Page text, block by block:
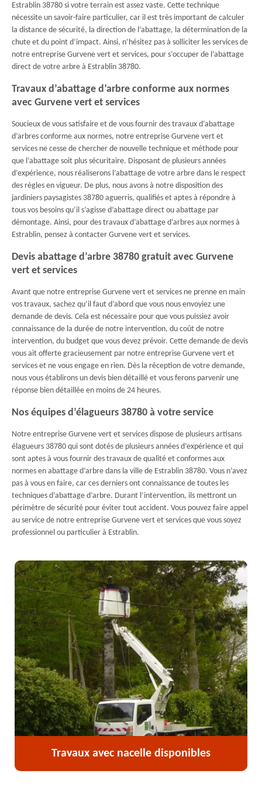
Estrablin 38780 si votre terrain est assez vaste. Cette technique
nécessite un savoir-faire particulier, car il est très important de calculer
la distance de sécurité, la direction de l’abattage, la détermination de la
chute et du point d’impact. Ainsi, n’hésitez pas à solliciter les services de
notre entreprise Gurvene vert et services, pour s’occuper de l’abattage
direct de votre arbre à Estrablin 38780.
Travaux d’abattage d’arbre conforme aux normes
avec Gurvene vert et services
Soucieux de vous satisfaire et de vous fournir des travaux d’abattage
d’arbres conforme aux normes, notre entreprise Gurvene vert et
services ne cesse de chercher de nouvelle technique et méthode pour
que l’abattage soit plus sécuritaire. Disposant de plusieurs années
d’expérience, nous réaliserons l’abattage de votre arbre dans le respect
des règles en vigueur. De plus, nous avons à notre disposition des
jardiniers paysagistes 38780 aguerris, qualifiés et aptes à répondre à
tous vos besoins qu’il s’agisse d’abattage direct ou abattage par
démontage. Ainsi, pour des travaux d’abattage d’arbres aux normes à
Estrablin, pensez à contacter Gurvene vert et services.
Devis abattage d’arbre 38780 gratuit avec Gurvene
vert et services
Avant que notre entreprise Gurvene vert et services ne prenne en main
vos travaux, sachez qu’il faut d’abord que vous nous envoyiez une
demande de devis. Cela est nécessaire pour que vous puissiez avoir
connaissance de la durée de notre intervention, du coût de notre
intervention, du budget que vous devez prévoir. Cette demande de devis
vous ait offerte gracieusement par notre entreprise Gurvene vert et
services et ne vous engage en rien. Dès la réception de votre demande,
nous vous établirons un devis bien détaillé et vous ferons parvenir une
réponse bien détaillée en moins de 24 heures.
Nos équipes d’élagueurs 38780 à votre service
Notre entreprise Gurvene vert et services dispose de plusieurs artisans
élagueurs 38780 qui sont dotés de plusieurs années d’expérience et qui
sont aptes à vous fournir des travaux de qualité et conformes aux
normes en abattage d’arbre dans la ville de Estrablin 38780. Vous n’avez
pas à vous en faire, car ces derniers ont connaissance de toutes les
techniques d’abattage d’arbre. Durant l’intervention, ils mettront un
périmètre de sécurité pour éviter tout accident. Vous pouvez faire appel
au service de notre entreprise Gurvene vert et services que vous soyez
professionnel ou particulier à Estrablin.
Travaux avec nacelle disponibles